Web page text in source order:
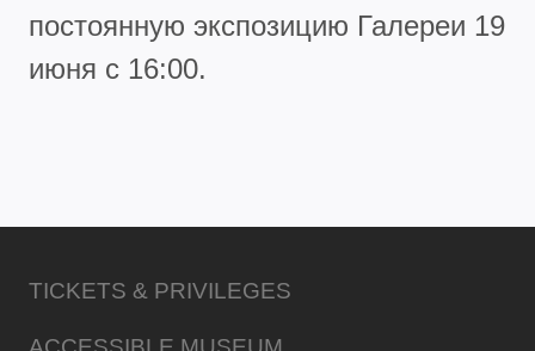
постоянную экспозицию Галереи 19
июня с 16:00.
TICKETS & PRIVILEGES